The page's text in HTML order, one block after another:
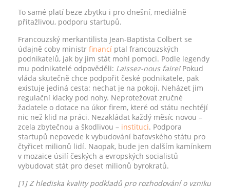
To samé platí beze zbytku i pro dnešní, mediálně
přitažlivou, podporu startupů.
Francouzský merkantilista Jean-Baptista Colbert se
údajně coby ministr financí ptal francouzských
podnikatelů, jak by jim stát mohl pomoci. Podle legendy
mu podnikatelé odpověděli: Laissez-nous faire!Pokud
vláda skutečně chce podpořit české podnikatele, pak
existuje jediná cesta: nechat je na pokoji. Neházet jim
regulační klacky pod nohy. Neprotežovat zručné
žadatele o dotace na úkor firem, které od státu nechtějí
nic než klid na práci. Nezakládat každý měsíc novou –
zcela zbytečnou a škodlivou – instituci. Podpora
startupů nepovede k vybudování baťovského státu pro
čtyřicet milionů lidí. Naopak, bude jen dalším kamínkem
v mozaice úsilí českých a evropských socialistů
vybudovat stát pro deset milionů byrokratů.
[1] Z hlediska kvality podkladů pro rozhodování o vzniku